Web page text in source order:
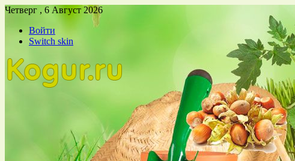
Четверг , 6 Август 2026
Войти
Switch skin